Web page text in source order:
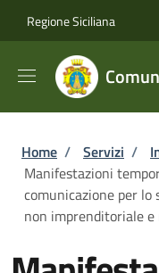
Regione Siciliana
Briciole di
Home / Servizi /
Manifestazioni
comunicazione per
non imprenditoriale e